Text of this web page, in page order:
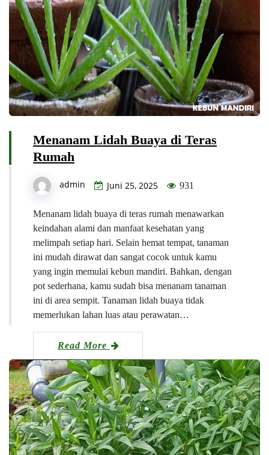
Menanam Lidah Buaya di Teras
Rumah
admin Juni 25, 2025 931
Menanam lidah buaya di teras rumah menawarkan
keindahan alami dan manfaat kesehatan yang
melimpah setiap hari. Selain hemat tempat, tanaman
ini mudah dirawat dan sangat cocok untuk kamu
yang ingin memulai kebun mandiri. Bahkan, dengan
pot sederhana, kamu sudah bisa menanam tanaman
ini di area sempit. Tanaman lidah buaya tidak
memerlukan lahan luas atau perawatan…
Read More